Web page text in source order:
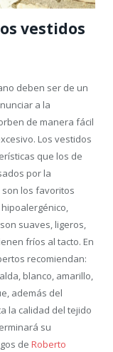
vestidos
deben ser de un
a la
de manera fácil
Los vestidos
que los de
por la
los favoritos
suaves, ligeros,
fríos al tacto. En
recomiendan:
blanco, amarillo,
además del
la calidad del tejido
su
de Roberto